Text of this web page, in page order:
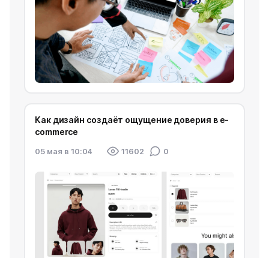
Как дизайн создаёт ощущение доверия в e-
commerce
05 мая в 10:04 11602 0